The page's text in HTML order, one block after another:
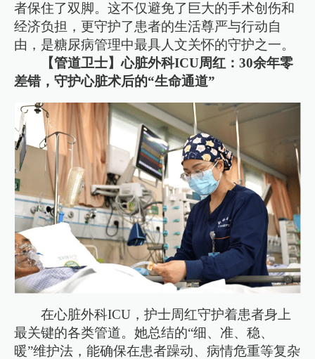
者保住了双脚。这不仅避免了巨大的手术创伤和
经济负担，更守护了患者的生活尊严与行动自
由，是糖尿病管理中最具人文关怀的守护之一。
【管道卫士】心脏外科ICU周红：30余年零
差错，守护心脏术后的“生命通道”
在心脏外科ICU，护士周红守护着患者身上
最关键的各类管道。她总结的“细、准、稳、
暖”维护法，能确保在患者躁动、病情危重等复杂